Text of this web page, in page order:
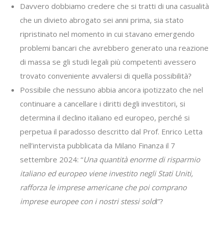
Davvero dobbiamo credere che si tratti di una casualità
che un divieto abrogato sei anni prima, sia stato
ripristinato nel momento in cui stavano emergendo
problemi bancari che avrebbero generato una reazione
di massa se gli studi legali più competenti avessero
trovato conveniente avvalersi di quella possibilità?
Possibile che nessuno abbia ancora ipotizzato che nel
continuare a cancellare i diritti degli investitori, si
determina il declino italiano ed europeo, perché si
perpetua il paradosso descritto dal Prof. Enrico Letta
nell’intervista pubblicata da Milano Finanza il 7
settembre 2024: “Una quantità enorme di risparmio
italiano ed europeo viene investito negli Stati Uniti,
rafforza le imprese americane che poi comprano
imprese europee con i nostri stessi soldi”?